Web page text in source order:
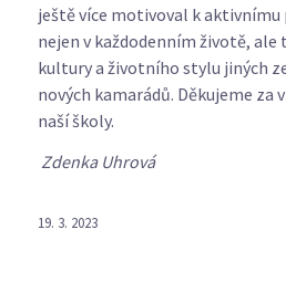
ještě více motivoval k
nejen v každodenním životě, ale
kultury a životního stylu jiných
nových kamarádů. Děkujeme za
naší školy.
Zdenka Uhrová
19. 3. 2023